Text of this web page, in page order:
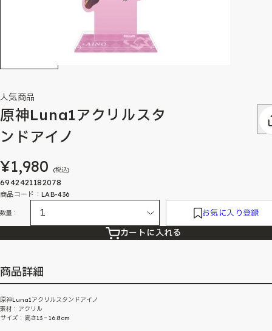
人気商品
原神Luna1アクリルスタ
ンドアイノ
¥1,980 (税込)
6942421182078
商品コード：LAB-436
数量： お気に入り登録
カートに入れる
商品詳細
原神Luna1アクリルスタンドアイノ
素材：アクリル
サイズ：高さ13‐16.8cm